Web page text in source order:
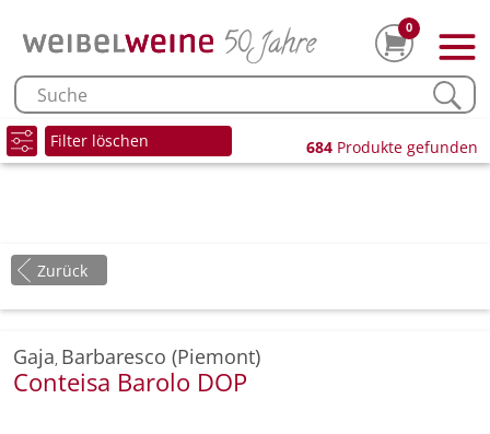
0
Filter löschen 684 Produkte gefunden
Zurück
Gaja, Barbaresco (Piemont)
Conteisa Barolo DOP